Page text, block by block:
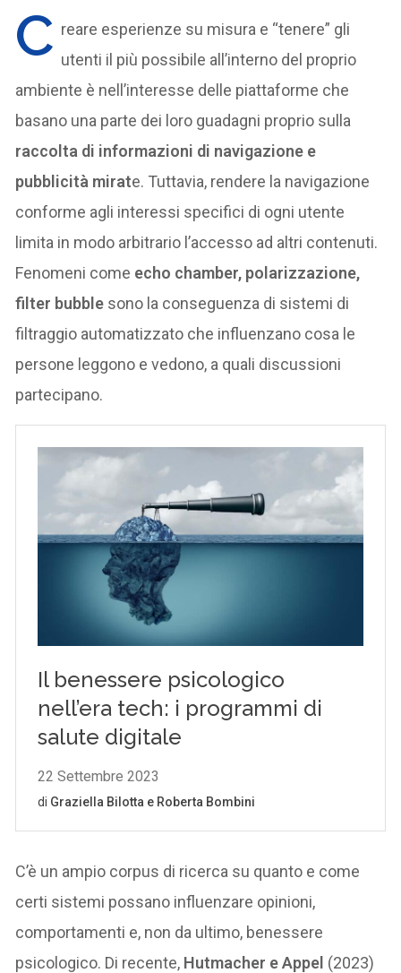
C reare esperienze su misura e “tenere” gli
utenti il più possibile all’interno del proprio
ambiente è nell’interesse delle piattaforme che
basano una parte dei loro guadagni proprio sulla
raccolta di informazioni di navigazione e
pubblicità mirate. Tuttavia, rendere la navigazione
conforme agli interessi specifici di ogni utente
limita in modo arbitrario l’accesso ad altri contenuti.
Fenomeni come echo chamber, polarizzazione,
filter bubble sono la conseguenza di sistemi di
filtraggio automatizzato che influenzano cosa le
persone leggono e vedono, a quali discussioni
partecipano.
C’è un ampio corpus di ricerca su quanto e come
certi sistemi possano influenzare opinioni,
comportamenti e, non da ultimo, benessere
psicologico. Di recente, Hutmacher e Appel (2023)